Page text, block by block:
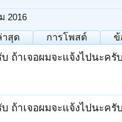
2016
าสุด การโพสต์ ข้
ถ้าเจอผมจะแจ้งไปนะครั
ถ้าเจอผมจะแจ้งไปนะครั